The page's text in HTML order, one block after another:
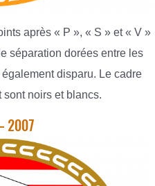
après « P », « S » et « V »
séparation dorées entre les
disparu. Le cadre
sont noirs et blancs.
2007